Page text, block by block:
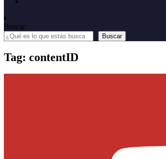
Buscar
Buscar
Tag: contentID